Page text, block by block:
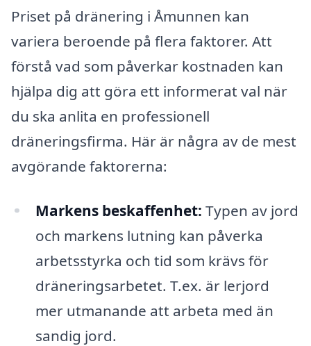
Priset på dränering i Åmunnen kan
variera beroende på flera faktorer. Att
förstå vad som påverkar kostnaden kan
hjälpa dig att göra ett informerat val när
du ska anlita en professionell
dräneringsfirma. Här är några av de mest
avgörande faktorerna:
Markens beskaffenhet: Typen av jord
och markens lutning kan påverka
arbetsstyrka och tid som krävs för
dräneringsarbetet. T.ex. är lerjord
mer utmanande att arbeta med än
sandig jord.